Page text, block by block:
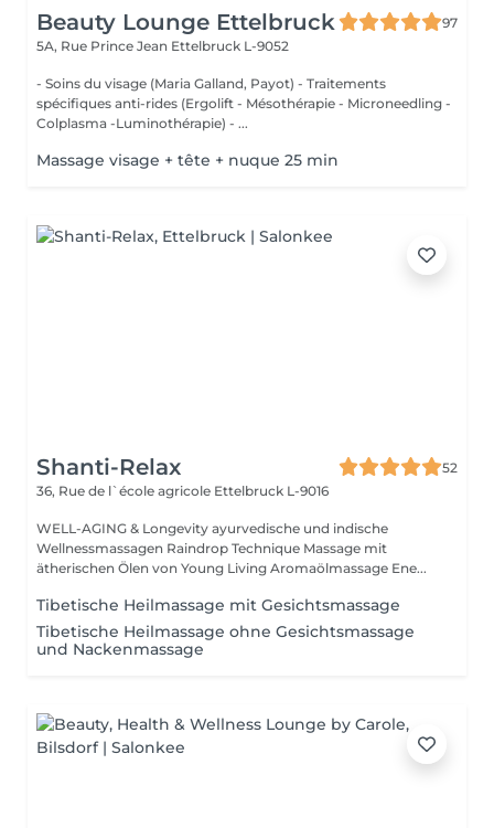
Beauty Lounge Ettelbruck
97
5A, Rue Prince Jean Ettelbruck L-9052
- Soins du visage (Maria Galland, Payot) - Traitements
spécifiques anti-rides (Ergolift - Mésothérapie - Microneedling -
Colplasma -Luminothérapie) - ...
Massage visage + tête + nuque 25 min
Shanti-Relax
52
36, Rue de l`école agricole Ettelbruck L-9016
WELL-AGING & Longevity ayurvedische und indische
Wellnessmassagen Raindrop Technique Massage mit
ätherischen Ölen von Young Living Aromaölmassage Ene...
Tibetische Heilmassage mit Gesichtsmassage
Tibetische Heilmassage ohne Gesichtsmassage
und Nackenmassage